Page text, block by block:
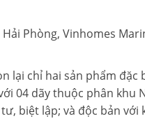
Phòng, Vinhomes
lại chỉ hai sản phẩm
04 dãy thuộc phân khu
biệt lập; và độc bản với